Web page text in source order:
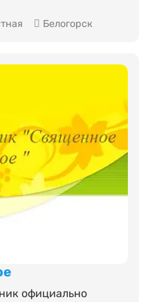
Белогорск
официально